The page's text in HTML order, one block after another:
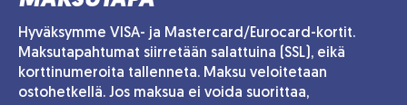
Hyväksymme VISA- ja Mastercard/Eurocard-kortit.
Maksutapahtumat siirretään salattuina (SSL), eikä
korttinumeroita tallenneta. Maksu veloitetaan
ostohetkellä. Jos maksua ei voida suorittaa,